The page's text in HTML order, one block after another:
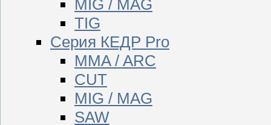
MIG / MAG
TIG
Серия КЕДР Pro
MMA / ARC
CUT
MIG / MAG
SAW